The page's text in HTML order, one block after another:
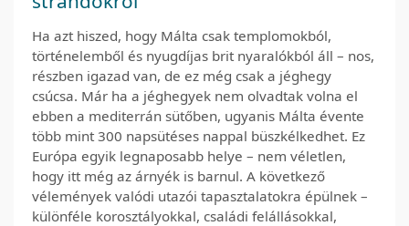
Ha azt hiszed, hogy Málta csak templomokból,
történelemből és nyugdíjas brit nyaralókból áll – nos,
részben igazad van, de ez még csak a jéghegy
csúcsa. Már ha a jéghegyek nem olvadtak volna el
ebben a mediterrán sütőben, ugyanis Málta évente
több mint 300 napsütéses nappal büszkélkedhet. Ez
Európa egyik legnaposabb helye – nem véletlen,
hogy itt még az árnyék is barnul. A következő
vélemények valódi utazói tapasztalatokra épülnek –
különféle korosztályokkal, családi felállásokkal,